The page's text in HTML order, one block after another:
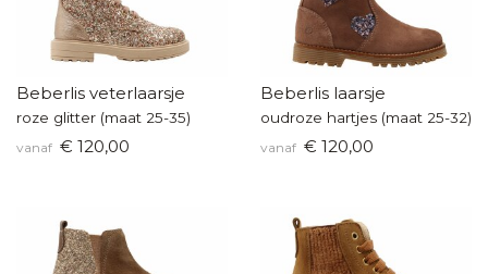
Beberlis veterlaarsje
roze glitter (maat 25-35)
vanaf € 120,00
Beberlis laarsje
oudroze hartjes (maat 25-32)
vanaf € 120,00